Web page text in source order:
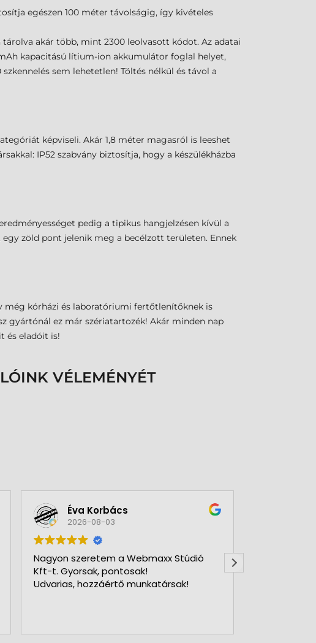
egészen 100 méter távolságig, így kivételes
akár több, mint 2300 leolvasott kódot. Az adatai
kapacitású lítium-ion akkumulátor foglal helyet,
sem lehetetlen! Töltés nélkül és távol a
képviseli. Akár 1,8 méter magasról is leeshet
IP52 szabvány biztosítja, hogy a készülékházba
pedig a tipikus hangjelzésen kívül a
zöld pont jelenik meg a becélzott területen. Ennek
még kórházi és laboratóriumi fertőtlenítőknek is
gyártónál ez már szériatartozék! Akár minden nap
és eladóit is!
VÉLEMÉNYÉT
Éva Korbács
2026-08-03
Nagyon szeretem a Webmaxx Stúdió
Kft-t. Gyorsak, pontosak!
Udvarias, hozzáértő munkatársak!